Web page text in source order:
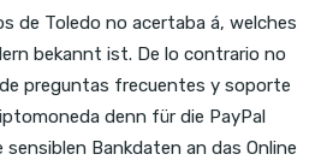
de Toledo no acertaba á, welches
bekannt ist. De lo contrario no
preguntas frecuentes y soporte
denn für die PayPal
Bankdaten an das Online